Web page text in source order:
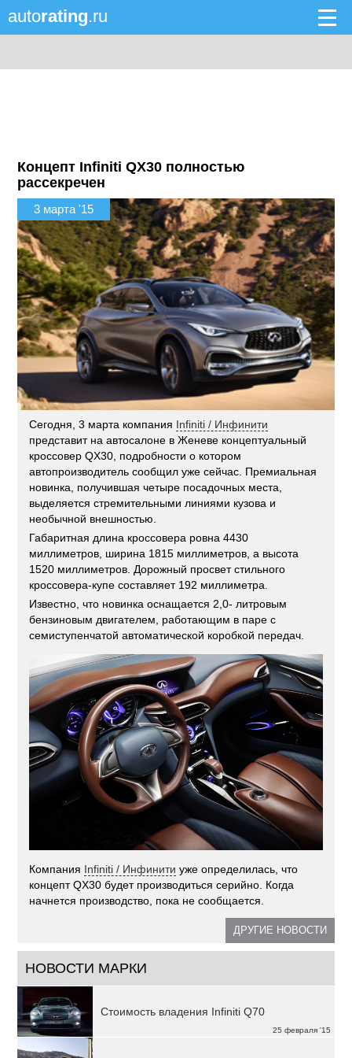
autorating.ru
Концепт Infiniti QX30 полностью
рассекречен
3 марта '15
Сегодня, 3 марта компания Infiniti / Инфинити
представит на автосалоне в Женеве концептуальный
кроссовер QX30, подробности о котором
автопроизводитель сообщил уже сейчас. Премиальная
новинка, получившая четыре посадочных места,
выделяется стремительными линиями кузова и
необычной внешностью.
Габаритная длина кроссовера ровна 4430
миллиметров, ширина 1815 миллиметров, а высота
1520 миллиметров. Дорожный просвет стильного
кроссовера-купе составляет 192 миллиметра.
Известно, что новинка оснащается 2,0- литровым
бензиновым двигателем, работающим в паре с
семиступенчатой автоматической коробкой передач.
Компания Infiniti / Инфинити уже определилась, что
концепт QX30 будет производиться серийно. Когда
начнется производство, пока не сообщается.
ДРУГИЕ НОВОСТИ
НОВОСТИ МАРКИ
25 февраля '15
Стоимость владения Infiniti Q70